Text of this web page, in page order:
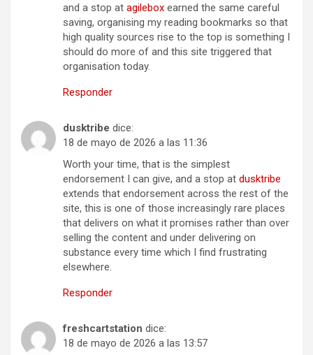
and a stop at agilebox earned the same careful
saving, organising my reading bookmarks so that
high quality sources rise to the top is something I
should do more of and this site triggered that
organisation today.
Responder
dusktribe dice:
18 de mayo de 2026 a las 11:36
Worth your time, that is the simplest
endorsement I can give, and a stop at dusktribe
extends that endorsement across the rest of the
site, this is one of those increasingly rare places
that delivers on what it promises rather than over
selling the content and under delivering on
substance every time which I find frustrating
elsewhere.
Responder
freshcartstation dice:
18 de mayo de 2026 a las 13:57